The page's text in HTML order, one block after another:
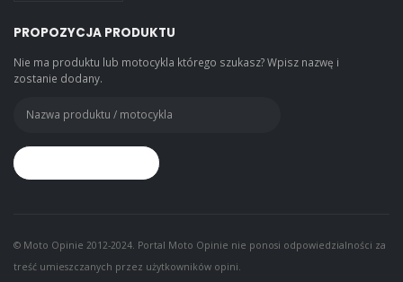
PROPOZYCJA PRODUKTU
Nie ma produktu lub motocykla którego szukasz? Wpisz nazwę i
zostanie dodany.
© Moto Opinie 2012-2024. Portal Moto Opinie nie ponosi odpowiedzialności za
treść umieszczanych przez użytkowników opini.